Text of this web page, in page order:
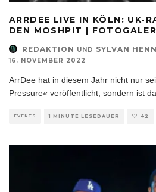
ARRDEE LIVE IN KÖLN: UK-
DEN MOSHPIT |
REDAKTION UND SYLVAN
16. NOVEMBER 2022
ArrDee hat in diesem Jahr nicht nur
Pressure« veröffentlicht, sondern ist
EVENTS 1 MINUTE LESEDAUER 42